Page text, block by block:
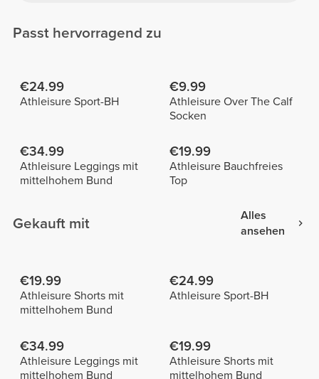
Passt hervorragend zu
€24.99
Athleisure Sport-BH
€9.99
Athleisure Over The Calf
Socken
€34.99
Athleisure Leggings mit
mittelhohem Bund
€19.99
Athleisure Bauchfreies
Top
Gekauft mit
Alles
ansehen
€19.99
Athleisure Shorts mit
mittelhohem Bund
€24.99
Athleisure Sport-BH
€34.99
Athleisure Leggings mit
mittelhohem Bund
€19.99
Athleisure Shorts mit
mittelhohem Bund